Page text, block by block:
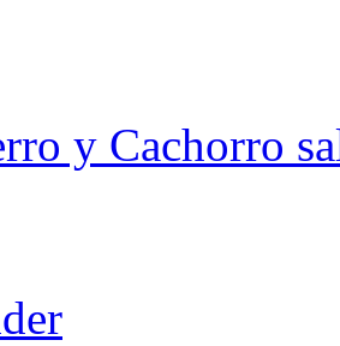
y Cachorro